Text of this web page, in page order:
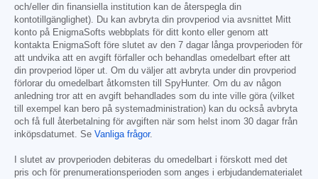
och/eller din finansiella institution kan de återspegla din
kontotillgänglighet). Du kan avbryta din provperiod via avsnittet Mitt
konto på EnigmaSofts webbplats för ditt konto eller genom att
kontakta EnigmaSoft före slutet av den 7 dagar långa provperioden för
att undvika att en avgift förfaller och behandlas omedelbart efter att
din provperiod löper ut. Om du väljer att avbryta under din provperiod
förlorar du omedelbart åtkomsten till SpyHunter. Om du av någon
anledning tror att en avgift behandlades som du inte ville göra (vilket
till exempel kan bero på systemadministration) kan du också avbryta
och få full återbetalning för avgiften när som helst inom 30 dagar från
inköpsdatumet. Se Vanliga frågor.
I slutet av provperioden debiteras du omedelbart i förskott med det
pris och för prenumerationsperioden som anges i erbjudandematerialet